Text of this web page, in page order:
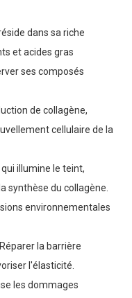
dans sa riche
et acides gras
ses composés
de collagène,
cellulaire de la
illumine le teint,
synthèse du collagène.
environnementales
Réparer la barrière
l'élasticité.
les dommages